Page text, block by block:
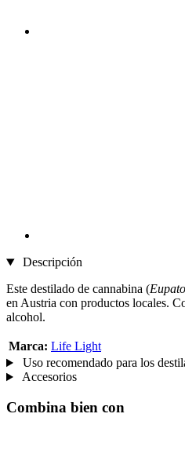
Descripción
Este destilado de cannabina (
en Austria con productos locales.
alcohol.
Marca: Life Light
Uso recomendado para los
Accesorios
Combina bien con